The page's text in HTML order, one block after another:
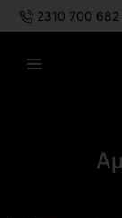
2310 700 682